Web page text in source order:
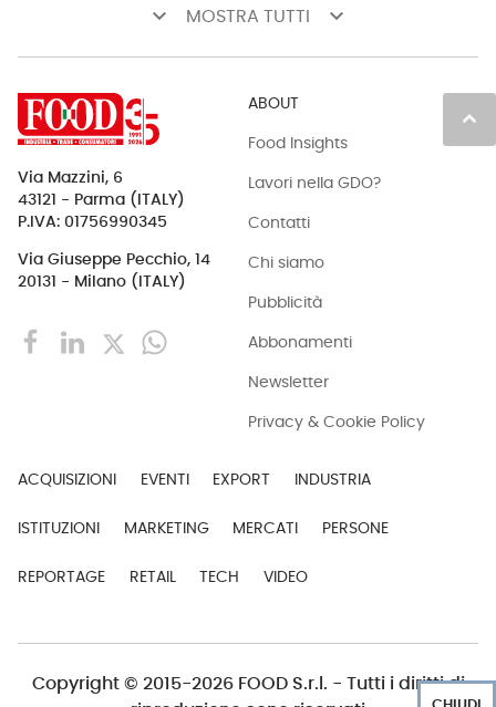
keyboard_arrow_down MOSTRA TUTTI keyboard_arrow_down
keyboard_arrow_up
Via Mazzini, 6
43121 - Parma (ITALY)
P.IVA: 01756990345
Via Giuseppe Pecchio, 14
20131 - Milano (ITALY)
ABOUT
Food Insights
Lavori nella GDO?
Contatti
Chi siamo
Pubblicità
Abbonamenti
Newsletter
Privacy & Cookie Policy
ACQUISIZIONI EVENTI EXPORT INDUSTRIA
ISTITUZIONI MARKETING MERCATI PERSONE
REPORTAGE RETAIL TECH VIDEO
Copyright © 2015-2026 FOOD S.r.l. - Tutti i diritti di